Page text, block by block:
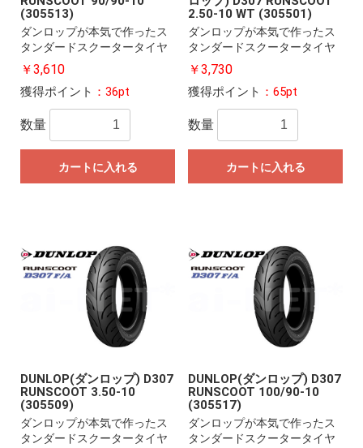
(305513)
ダンロップが本気で作ったス
タンダードスクータータイヤ
￥3,610
獲得ポイント ：36pt
数量
カートに入れる
2.50-10 WT (305501)
ダンロップが本気で作ったス
タンダードスクータータイヤ
￥3,730
獲得ポイント ：65pt
数量
カートに入れる
DUNLOP(ダンロップ) D307
RUNSCOOT 3.50-10
(305509)
ダンロップが本気で作ったス
タンダードスクータータイヤ
DUNLOP(ダンロップ) D307
RUNSCOOT 100/90-10
(305517)
ダンロップが本気で作ったス
タンダードスクータータイヤ